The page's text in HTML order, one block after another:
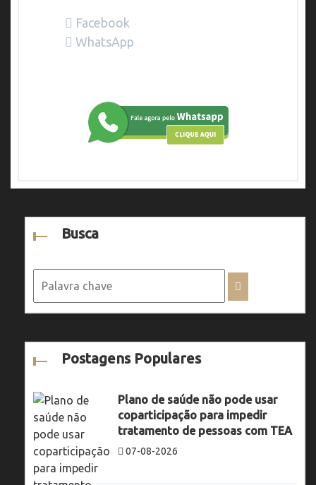
Facebook
WhatsApp
Busca
Postagens Populares
Plano de saúde não pode usar
coparticipação para impedir
tratamento de pessoas com TEA
07-08-2026